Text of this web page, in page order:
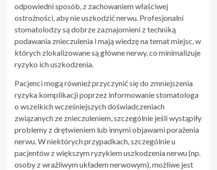
odpowiedni sposób, z zachowaniem właściwej
ostrożności, aby nie uszkodzić nerwu. Profesjonalni
stomatolodzy są dobrze zaznajomieni z techniką
podawania znieczulenia i mają wiedzę na temat miejsc, w
których zlokalizowane są główne nerwy, co minimalizuje
ryzyko ich uszkodzenia.
Pacjenci mogą również przyczynić się do zmniejszenia
ryzyka komplikacji poprzez informowanie stomatologa
o wszelkich wcześniejszych doświadczeniach
związanych ze znieczuleniem, szczególnie jeśli wystąpiły
problemy z drętwieniem lub innymi objawami porażenia
nerwu. W niektórych przypadkach, szczególnie u
pacjentów z większym ryzykiem uszkodzenia nerwu (np.
osoby z wrażliwym układem nerwowym), możliwe jest